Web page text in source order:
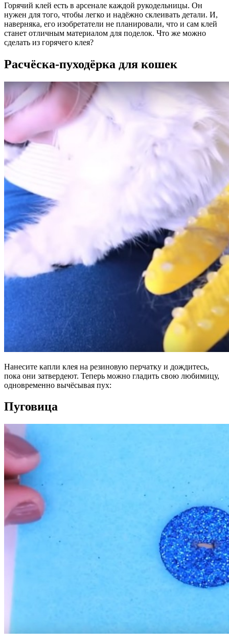
Горячий клей есть в арсенале каждой рукодельницы. Он
нужен для того, чтобы легко и надёжно склеивать детали. И,
наверняка, его изобретатели не планировали, что и сам клей
станет отличным материалом для поделок. Что же можно
сделать из горячего клея?
Расчёска-пуходёрка для кошек
Нанесите капли клея на резиновую перчатку и дождитесь,
пока они затвердеют. Теперь можно гладить свою любимицу,
одновременно вычёсывая пух:
Пуговица